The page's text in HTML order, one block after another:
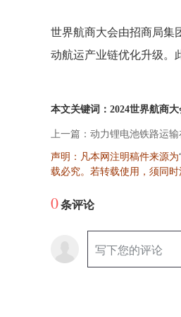
世界航商大会由招商局集
动航运产业链优化升级。
本文关键词：2024世界航商大
上一篇：动力锂电池铁路运
声明：凡本网注明稿件来源为
载必究。若转载使用，须同
0条评论